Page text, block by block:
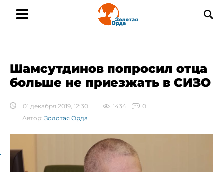
Шамсутдинов попросил отца
больше не приезжать в СИЗО
01 декабря 2019, 12:30 1434
0
Автор: Золотая Орда